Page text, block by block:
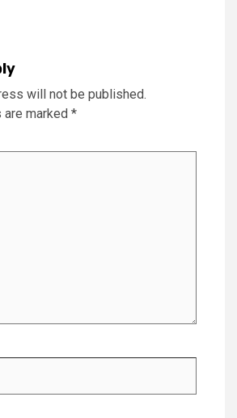
will not be published.
marked *